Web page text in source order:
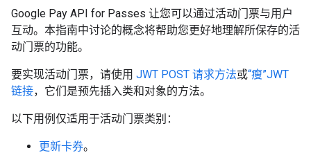
Google Pay API for Passes 让您可以通过活动门票与用户
互动。本指南中讨论的概念将帮助您更好地理解所保存的活
动门票的功能。
要实现活动门票，请使用 JWT POST 请求方法或“瘦”JWT
链接，它们是预先插入类和对象的方法。
以下用例仅适用于活动门票类别：
更新卡券。